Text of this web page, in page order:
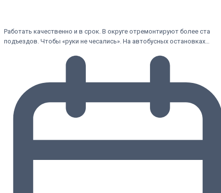
Работать качественно и в срок. В округе отремонтируют более ста
подъездов. Чтобы «руки не чесались». На автобусных остановках…